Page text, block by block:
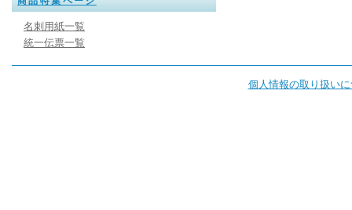
名刺用紙一覧
統一伝票一覧
個人情報の取り扱い